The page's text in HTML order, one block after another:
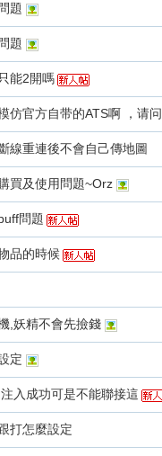
題
題
能2開嗎
仿官方自带的ATS啊 ，请问
線重連後不會自己傳地圖
買及使用問題~Orz
問題
品的時候
,妖精不會先撿錢
定
入成功可是不能聯接這
打怎麼設定